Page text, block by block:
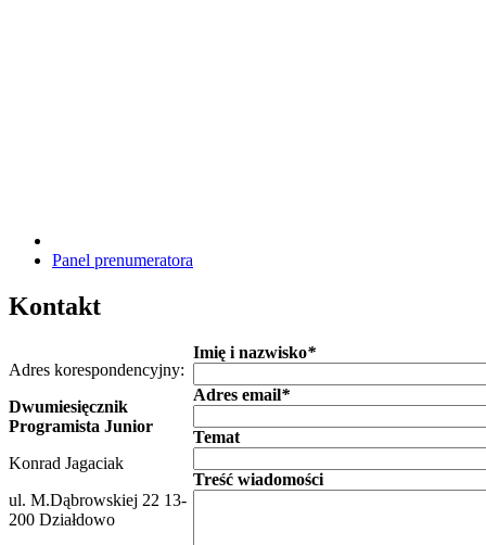
Panel prenumeratora
Kontakt
Adres korespondencyjny:
Dwumiesięcznik
Programista Junior
Konrad Jagaciak
ul. M.Dąbrowskiej 22 13-
200 Działdowo
Imię i nazwisko*
Adres email*
Temat
Treść wiadomości